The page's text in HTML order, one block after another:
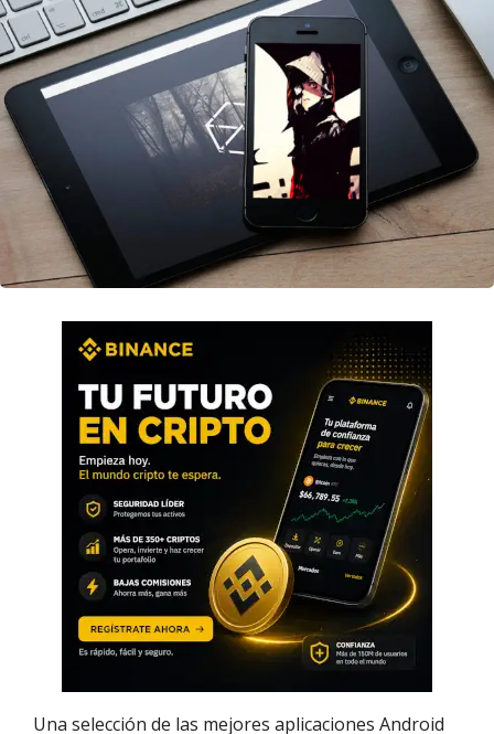
Una selección de las mejores aplicaciones Android